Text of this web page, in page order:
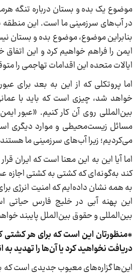
موضوع یک بده و ‌بستان درباره تنگه
در آب‌های سرزمینی ما است. این منطقه
بنابراین موضوع، موضوع بده و ‌بستان
ایمن را فراهم خواهیم کرد و این اتفاق
ایالات متحده این اقدامات تهاجمی را
اما پروتکلی که از این به بعد برای
خواهد شد، چیزی است که باید با
بین‌المللی روی آن کار کنیم. «عبور
مسائل زیست‌محیطی و موارد دیگری
می‌کردیم؛ زیرا آب‌های سرزمینی ما
اما آیا این به این معنا است که ایران
کند به‌گونه‌ای که کشتی به کشتی اجازه
به همه نشان داده‌ایم که امنیت انرژی
این پهنه آبی در خلیج فارس حیاتی
بین‌المللی و حقوق بین‌الملل پایبند
*منظورتان این است که برای هر کشتی
دریافت نخواهید کرد یا آن‌ها را تهدید به
این‌ها گزاره‌های معیوب جدیدی است که